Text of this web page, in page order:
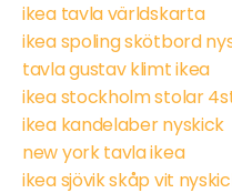
ikea tavla världskarta
ikea spoling skötbord
tavla gustav klimt ikea
ikea stockholm stolar
ikea kandelaber nyskick
new york tavla ikea
ikea sjövik skåp vit